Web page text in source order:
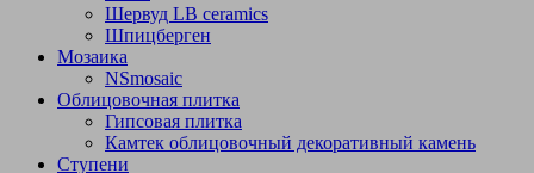
Шервуд LB ceramics
Шпицберген
Мозаика
NSmosaic
Облицовочная плитка
Гипсовая плитка
Камтек облицовочный декоративный камень
Ступени